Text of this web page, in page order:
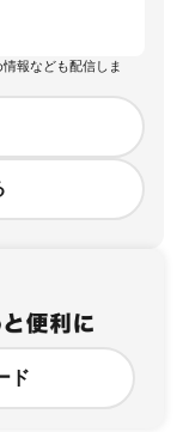
報なども配信しま
ド